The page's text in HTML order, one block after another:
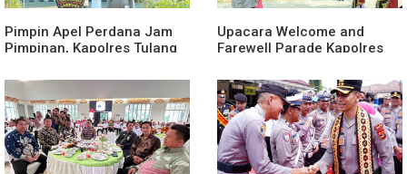
Pimpin Apel Perdana Jam
Pimpinan, Kapolres Tulang
dan Penekanan Pada
Personil
Upacara Welcome and
Farewell Parade Kapolres
Berlangsung Khidmat